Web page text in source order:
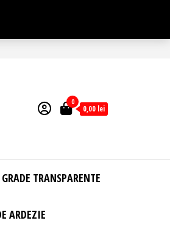
0
0,00 lei
TRANSPARENTE
ARDEZIE